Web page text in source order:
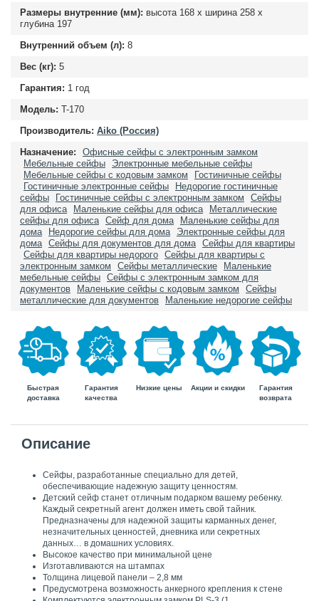
Размеры внутренние (мм): высота 168 х ширина 258 х
глубина 197
Внутренний объем (л): 8
Вес (кг): 5
Гарантия: 1 год
Модель: T-170
Производитель: Aiko (Россия)
Назначение:
Офисные сейфы с электронным замком
Мебельные сейфы
Электронные мебельные сейфы
Мебельные сейфы с кодовым замком
Гостиничные сейфы
Гостиничные электронные сейфы
Недорогие гостиничные
сейфы
Гостиничные сейфы с электронным замком
Сейфы
для офиса
Маленькие сейфы для офиса
Металлические
сейфы для офиса Сейф для дома
Маленькие сейфы для
дома
Недорогие сейфы для дома
Электронные сейфы для
дома Сейфы для документов для дома Сейфы для квартиры
Сейфы для квартиры недорого Сейфы для квартиры с
электронным замком
Сейфы металлические
Маленькие
мебельные сейфы Сейфы с электронным замком для
документов
Маленькие сейфы с кодовым замком
Сейфы
металлические для документов
Маленькие недорогие сейфы
Быстрая
доставка
Гарантия
качества
Низкие цены Акции и скидки
Гарантия
возврата
Описание
Сейфы, разработанные специально для детей,
обеспечивающие надежную защиту ценностям.
Детский сейф станет отличным подарком вашему ребенку.
Каждый секретный агент должен иметь свой тайник.
Предназначены для надежной защиты карманных денег,
незначительных ценностей, дневника или секретных
данных… в домашних условиях.
Высокое качество при минимальной цене
Изготавливаются на штампах
Толщина лицевой панели – 2,8 мм
Предусмотрена возможность анкерного крепления к стене